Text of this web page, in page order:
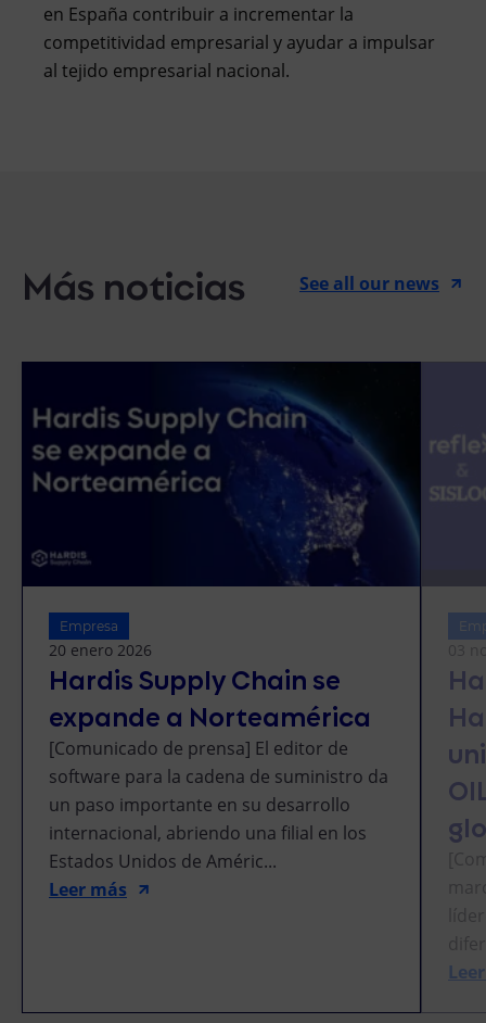
en España contribuir a incrementar la
competitividad empresarial y ayudar a impulsar
al tejido empresarial nacional.
Más noticias See all our news
Empresa
20 enero 2026
Hardis Supply Chain se
expande a Norteamérica
[Comunicado de prensa] El editor de
software para la cadena de suministro da
un paso importante en su desarrollo
internacional, abriendo una filial en los
Estados Unidos de Améric...
Leer más